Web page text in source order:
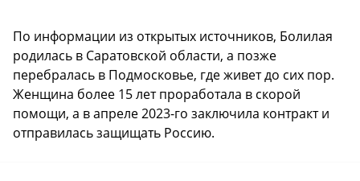
По информации из открытых источников, Болилая
родилась в Саратовской области, а позже
перебралась в Подмосковье, где живет до сих пор.
Женщина более 15 лет проработала в скорой
помощи, а в апреле 2023-го заключила контракт и
отправилась защищать Россию.